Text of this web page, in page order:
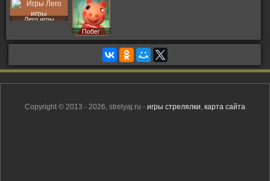
Лего игры
Побег
Copyright © 2013 - 2026, strelyaj.ru - игры стрелялки, карта сайта